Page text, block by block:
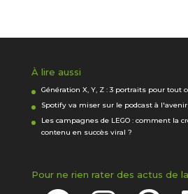
À lire aussi
Génération X, Y, Z : 3 portraits pour tout
Spotify va miser sur le podcast à l'avenir
Les campagnes de LEGO : comment la
contenu en succès viral ?
Pour ne rien rater des actus de la
Facebook Instagram Pinterest